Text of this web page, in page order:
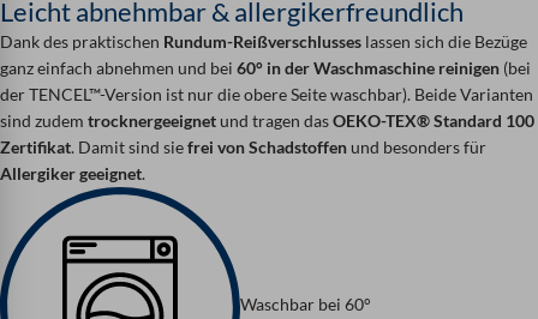
Leicht abnehmbar & allergikerfreundlich
Dank des praktischen Rundum-Reißverschlusses lassen sich die Bezüge
ganz einfach abnehmen und bei 60° in der Waschmaschine reinigen (bei
der TENCEL™-Version ist nur die obere Seite waschbar). Beide Varianten
sind zudem trocknergeeignet und tragen dasOEKO-TEX® Standard 100
Zertifikat. Damit sind siefrei von Schadstoffen und besonders für
Allergiker geeignet.
Waschbar bei 60°